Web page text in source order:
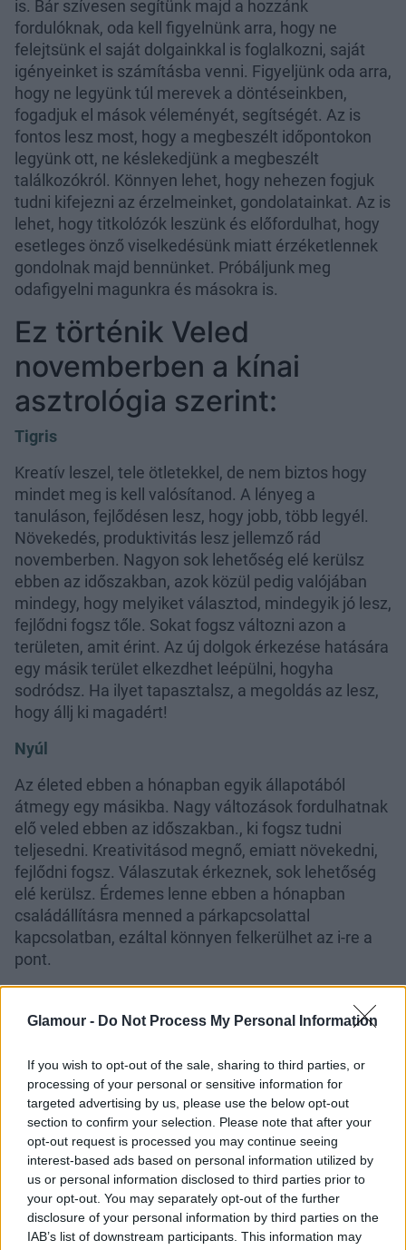
Glamour - Do Not Process My Personal Information
If you wish to opt-out of the sale, sharing to third parties, or
processing of your personal or sensitive information for
targeted advertising by us, please use the below opt-out
section to confirm your selection. Please note that after your
opt-out request is processed you may continue seeing
interest-based ads based on personal information utilized by
us or personal information disclosed to third parties prior to
your opt-out. You may separately opt-out of the further
disclosure of your personal information by third parties on the
IAB’s list of downstream participants. This information may
is. Bár szívesen segítünk majd a hozzánk
fordulóknak, oda kell figyelnünk arra, hogy ne
felejtsünk el saját dolgainkkal is foglalkozni, saját
igényeinket is számításba venni. Figyeljünk oda arra,
hogy ne legyünk túl merevek a döntéseinkben,
fogadjuk el mások véleményét, segítségét. Az is
fontos lesz most, hogy a megbeszélt időpontokon
legyünk ott, ne késlekedjünk a megbeszélt
találkozókról. Könnyen lehet, hogy nehezen fogjuk
tudni kifejezni az érzelmeinket, gondolatainkat. Az is
lehet, hogy titkolózók leszünk és előfordulhat, hogy
esetleges önző viselkedésünk miatt érzéketlennek
gondolnak majd bennünket. Próbáljunk meg
odafigyelni magunkra és másokra is.
Ez történik Veled
novemberben a kínai
asztrológia szerint:
Tigris
Kreatív leszel, tele ötletekkel, de nem biztos hogy
mindet meg is kell valósítanod. A lényeg a
tanuláson, fejlődésen lesz, hogy jobb, több legyél.
Növekedés, produktivitás lesz jellemző rád
novemberben. Nagyon sok lehetőség elé kerülsz
ebben az időszakban, azok közül pedig valójában
mindegy, hogy melyiket választod, mindegyik jó lesz,
fejlődni fogsz tőle. Sokat fogsz változni azon a
területen, amit érint. Az új dolgok érkezése hatására
egy másik terület elkezdhet leépülni, hogyha
sodródsz. Ha ilyet tapasztalsz, a megoldás az lesz,
hogy állj ki magadért!
Nyúl
Az életed ebben a hónapban egyik állapotából
átmegy egy másikba. Nagy változások fordulhatnak
elő veled ebben az időszakban., ki fogsz tudni
teljesedni. Kreativitásod megnő, emiatt növekedni,
fejlődni fogsz. Válaszutak érkeznek, sok lehetőség
elé kerülsz. Érdemes lenne ebben a hónapban
családállításra menned a párkapcsolattal
kapcsolatban, ezáltal könnyen felkerülhet az i-re a
pont.
Ebben a hónapban lehet kicsit diszkomfort érzésed,
komfortzónádat. Bárhogy is legyen, könnyen fogsz
tudni változtatni, változni, könnyen tudod majd
irányítani életed történéseit. Többet fogsz mozogni,
jönni-menni, intézkedni.
Kígyó
Nagyon segítőkész leszel, de figyelj arra, hogy ne
vedd át mások problémáját, ne akard mindenkiét